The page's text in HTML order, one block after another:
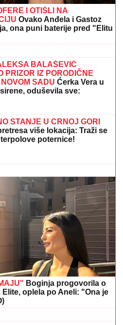
I OTIŠLI NA
Ovako Anđela i Gastoz
ona puni baterije pred "Elitu
TO SU TA
Olja Karleuša oštro o
Progovorila i o
DVE LOKACIJE (VIDEO)
SADUĆerka Vera u
oduševila sve:
more"
stegla i ne pušta! Milica
bivšeg košarkaša - Terza
STANJE U CRNOJ GORI
više lokacija: Traži se
poternice!